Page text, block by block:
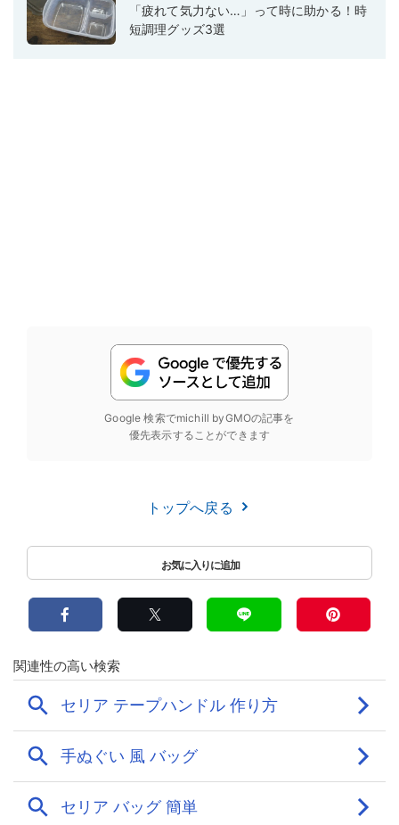
「疲れて気力ない…」って時に助かる！時
短調理グッズ3選
Google 検索でmichill byGMOの記事を
優先表示することができます
トップへ戻る